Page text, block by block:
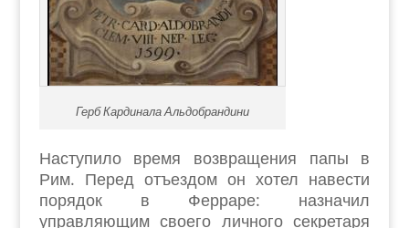
Герб Кардинала Альдобрандини
Наступило время возвращения папы в
Рим. Перед отъездом он хотел навести
порядок в Ферраре: назначил
управляющим своего личного секретаря